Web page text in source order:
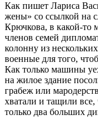
Как пишет Лариса
жены» со ссылкой на
Крючкова, в какой-то
членов семей
колонну из
военные для того,
Как только машины
на жилое здание
грабеж или
хватали и тащили все,
только два больших